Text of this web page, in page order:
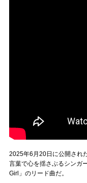
2025年6月20日に公開され
言葉で心を揺さぶるシンガ
Girl」のリード曲だ。